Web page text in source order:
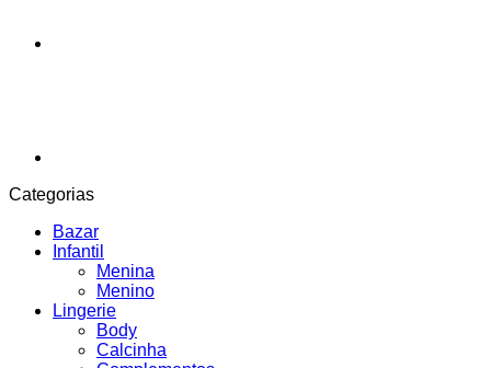
Categorias
Bazar
Infantil
Menina
Menino
Lingerie
Body
Calcinha